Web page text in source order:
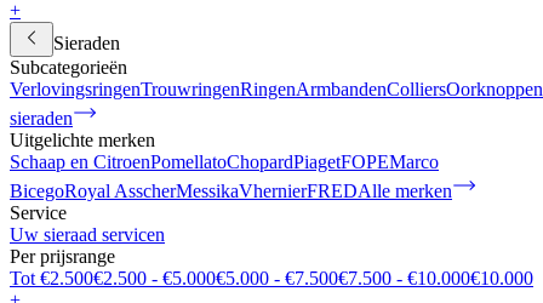
+
Sieraden
Subcategorieën
VerlovingsringenTrouwringenRingenArmbandenColliersOorknoppen
sieraden
Uitgelichte merken
Schaap en CitroenPomellatoChopardPiagetFOPEMarco
BicegoRoyal AsscherMessikaVhernierFREDAlle merken
Service
Uw sieraad servicen
Per prijsrange
Tot €2.500€2.500 - €5.000€5.000 - €7.500€7.500 - €10.000€10.000